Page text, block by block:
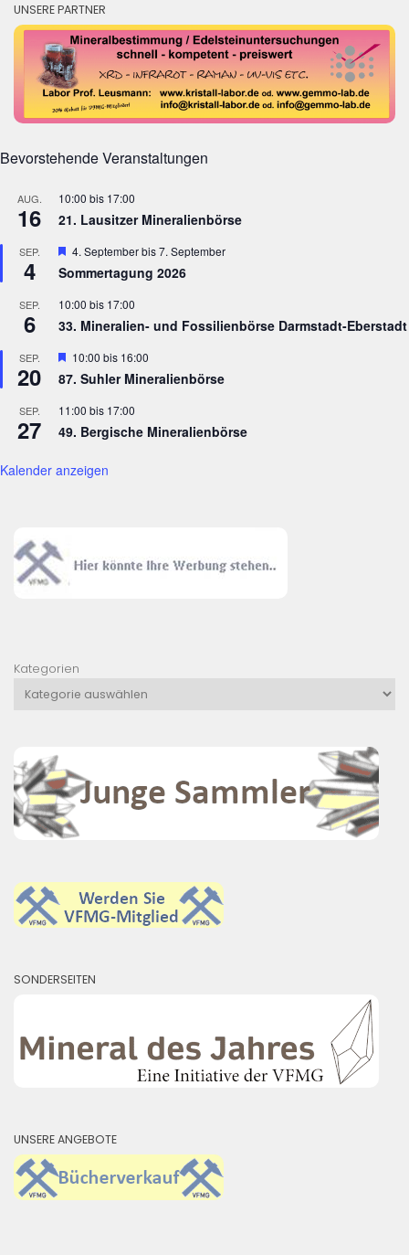
UNSERE PARTNER
Bevorstehende Veranstaltungen
AUG.
16
10:00 bis 17:00
21. Lausitzer Mineralienbörse
SEP.
4
Hervorgehoben
4. Septemberbis7. September
Sommertagung 2026
SEP.
6
10:00 bis 17:00
33. Mineralien- und Fossilienbörse Darmstadt-Eberstadt
SEP.
20
Hervorgehoben
10:00 bis 16:00
87. Suhler Mineralienbörse
SEP.
27
11:00 bis 17:00
49. Bergische Mineralienbörse
Kalender anzeigen
Kategorien
SONDERSEITEN
UNSERE ANGEBOTE